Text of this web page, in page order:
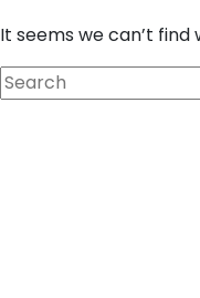
It seems we can’t